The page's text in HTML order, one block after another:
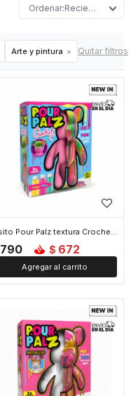
Recientes
Arte y pintura Quitar filtros
Osito Pour Palz textura Crochet Color Sorpresa
790 $ 672